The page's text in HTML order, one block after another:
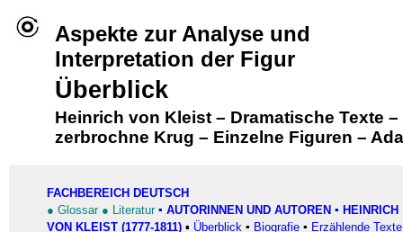
Aspekte zur Analyse und
Interpretation der Figur
Überblick
Heinrich von Kleist – Dramatische Texte –
zerbrochne Krug – Einzelne Figuren –
FACHBEREICH DEUTSCH
● Glossar ● Literatur ▪ AUTORINNEN UND AUTOREN ▪ HEINRICH
VON KLEIST (1777-1811) ▪ Überblick ▪ Biografie ▪ Erzählende Texte